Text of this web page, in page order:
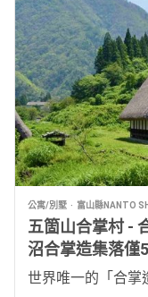
公寓/別墅 富山縣NANTO SHI
五箇山合掌村 -
沼合掌造集落僅
世界唯一的「合掌